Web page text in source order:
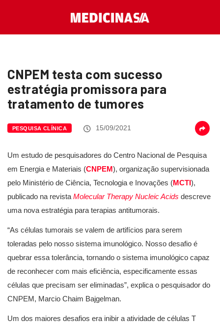
CNPEM testa com sucesso
estratégia promissora para
tratamento de tumores
PESQUISA CLÍNICA 15/09/2021
Um estudo de pesquisadores do Centro Nacional de Pesquisa
em Energia e Materiais (CNPEM), organização supervisionada
pelo Ministério de Ciência, Tecnologia e Inovações (MCTI),
publicado na revista Molecular Therapy Nucleic Acids descreve
uma nova estratégia para terapias antitumorais.
“As células tumorais se valem de artifícios para serem
toleradas pelo nosso sistema imunológico. Nosso desafio é
quebrar essa tolerância, tornando o sistema imunológico capaz
de reconhecer com mais eficiência, especificamente essas
células que precisam ser eliminadas”, explica o pesquisador do
CNPEM, Marcio Chaim Bajgelman.
Um dos maiores desafios era inibir a atividade de células T